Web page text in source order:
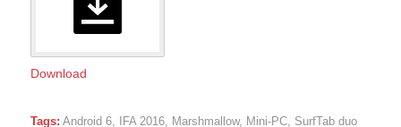
Download
Tags: Android 6, IFA 2016, Marshmallow, Mini-PC,
SurfTab duo